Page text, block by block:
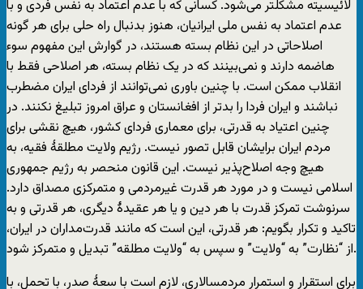
لائیسیته مشکلتر می‌شود. کسانی که با عدم اعتماد به نفس فردی و با
عدم اعتماد به نفس ملی ایرانیان، هنوز بدنبال راه حلی برای هر گونه
اصلاحاتی در این نظام بسته هستند، در گوارش این مفهوم سوء
هاضمه دارند و نمی‌بینند که در یک نظام بسته، هر اصلاحی فقط با
انقلاب ممکن است. با چنین باوری نمی‌توانند از فردای ایران مضطرب
نباشند و ایران فردا را بدتر از افغانستان و عراق امروز تبلیغ نکنند. در
چنین اعتیاد به قدرتی، برای معماری فردای کشور، هیچ نقشی برای
مردم ایران برایشان قابل تصور نیست. رژیم ولایت مطلقۀ فقیه، به
هیچ وجه اصلاح‌پذیر نیست. این قانون منحصر به رژیم جمهوری
اسلامی نیست و در مورد هر قدرت غیرمردمی و متمرکزی مصداق دارد.
سرنوشت تمرکز قدرت با هر دین و یا هر عقیدۀ دیگری، هر قدرتی و به
تاکید و تکرار بگویم: هر قدرتی، این است که مانند قدرت‌مداران در ایران،
از “نظارت” به “ولایت” و سپس به “ولایت مطلقه” تبدیل و متمرکز شود.
برای استقرار و استمرار مردمسالاری، لازم است با سعۀ صدر، با تحمل، با